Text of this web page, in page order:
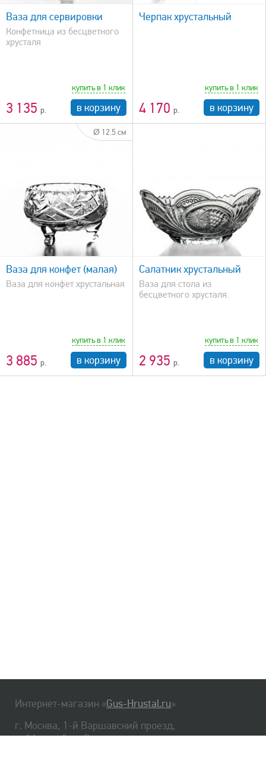
Ваза для сервировки
Конфетница из бесцветного
хрусталя
3 135
купить в 1 клик
в корзину
Черпак хрустальный
4 170
купить в 1 клик
в корзину
Ø 12.5 см
Ваза для конфет (малая)
Ваза для конфет хрустальная
3 885
купить в 1 клик
в корзину
быстрый просмотр
Салатник хрустальный
Ваза для стола из
бесцветного хрусталя.
2 935
купить в 1 клик
в корзину
Интернет-магазин «Gus-Hrustal.ru»
г. Москва, 1-й Варшавский проезд,
д. 1А, стр. 3, м. Варшавская